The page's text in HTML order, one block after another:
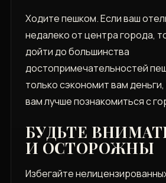
Ходите пешком. Если ваш
недалеко от центра города,
дойти до большинства
достопримечательностей
только сэкономит вам
вам лучше познакомиться с
БУДЬТЕ
И ОСТОРОЖНЫ
Избегайте